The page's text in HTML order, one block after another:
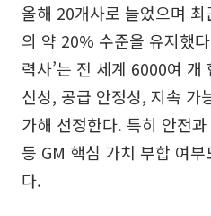
올해 20개사로 늘었으며
의 약 20% 수준을 유지했
력사’는 전 세계 6000여 개
신성, 공급 안정성, 지속 가
가해 선정한다. 특히 안전
등 GM 핵심 가치 부합 여
다.